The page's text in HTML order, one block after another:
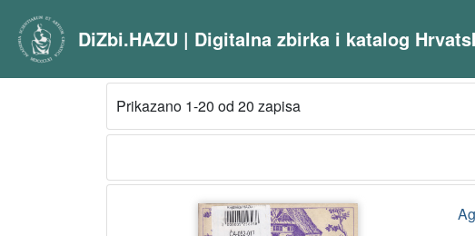
DiZbi.HAZU | Digitalna zbirka i katalog
Prikazano 1-20 od 20 zapisa